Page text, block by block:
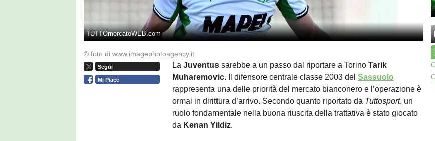
TUTTOmercatoWEB.com
© foto di www.imagephotoagency.it
Segui
Mi Piace
LaJuventus sarebbe a un passo dal riportare a TorinoTarik
Muharemovic. Il difensore centrale classe 2003 delSassuolo
rappresenta una delle priorità del mercato bianconero e l’operazione è
ormai in dirittura d’arrivo. Secondo quanto riportato da Tuttosport, un
ruolo fondamentale nella buona riuscita della trattativa è stato giocato
da Kenan Yildiz.